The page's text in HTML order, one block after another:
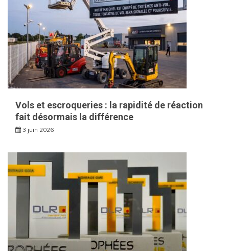
Vols et escroqueries : la rapidité de réaction
fait désormais la différence
3 juin 2026